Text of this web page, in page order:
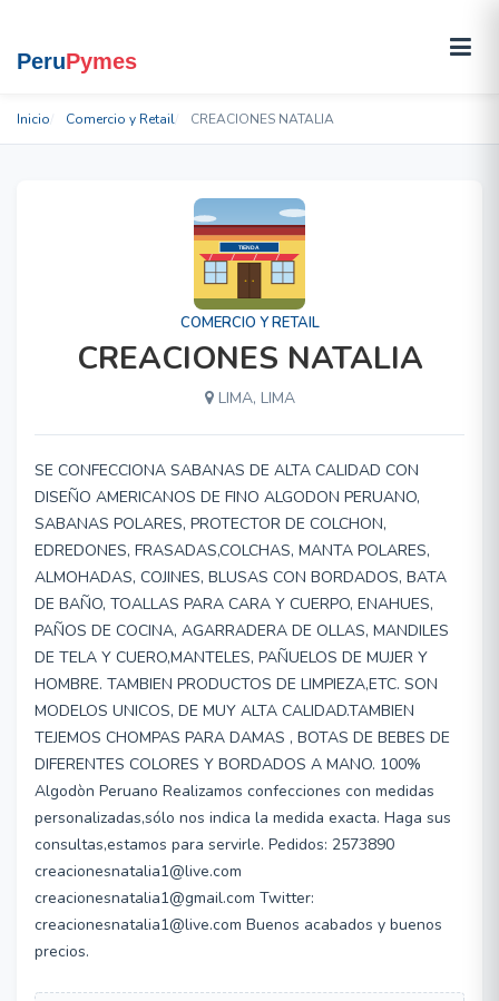
Inicio Comercio y Retail CREACIONES NATALIA
COMERCIO Y RETAIL
CREACIONES NATALIA
LIMA, LIMA
SE CONFECCIONA SABANAS DE ALTA CALIDAD CON
DISEÑO AMERICANOS DE FINO ALGODON PERUANO,
SABANAS POLARES, PROTECTOR DE COLCHON,
EDREDONES, FRASADAS,COLCHAS, MANTA POLARES,
ALMOHADAS, COJINES, BLUSAS CON BORDADOS, BATA
DE BAÑO, TOALLAS PARA CARA Y CUERPO, ENAHUES,
PAÑOS DE COCINA, AGARRADERA DE OLLAS, MANDILES
DE TELA Y CUERO,MANTELES, PAÑUELOS DE MUJER Y
HOMBRE. TAMBIEN PRODUCTOS DE LIMPIEZA,ETC. SON
MODELOS UNICOS, DE MUY ALTA CALIDAD.TAMBIEN
TEJEMOS CHOMPAS PARA DAMAS , BOTAS DE BEBES DE
DIFERENTES COLORES Y BORDADOS A MANO. 100%
Algodòn Peruano Realizamos confecciones con medidas
personalizadas,sólo nos indica la medida exacta. Haga sus
consultas,estamos para servirle. Pedidos: 2573890
creacionesnatalia1@live.com
creacionesnatalia1@gmail.com Twitter:
creacionesnatalia1@live.com Buenos acabados y buenos
precios.